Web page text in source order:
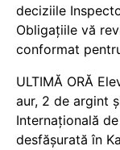
deciziile
Obligațiile vă
conformat
ULTIMĂ ORĂ
aur, 2 de argint
Internațională
desfășurată în